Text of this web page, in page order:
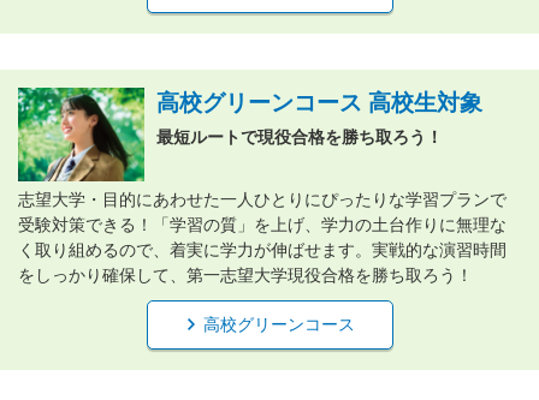
高校グリーンコース 高校生対象
最短ルートで現役合格を勝ち取ろう！
志望大学・目的にあわせた一人ひとりにぴったりな学習プランで
受験対策できる！「学習の質」を上げ、学力の土台作りに無理な
く取り組めるので、着実に学力が伸ばせます。実戦的な演習時間
をしっかり確保して、第一志望大学現役合格を勝ち取ろう！
高校グリーンコース